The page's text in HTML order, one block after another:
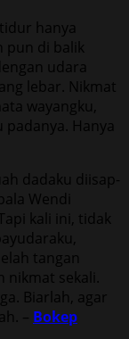
hanya
pun di balik
udara
lebar. Nikmat
wayangku,
padanya. Hanya
dadaku diisap-
Wendi
kali ini, tidak
tangan
nikmat sekali.
Biarlah, agar
– Bokep